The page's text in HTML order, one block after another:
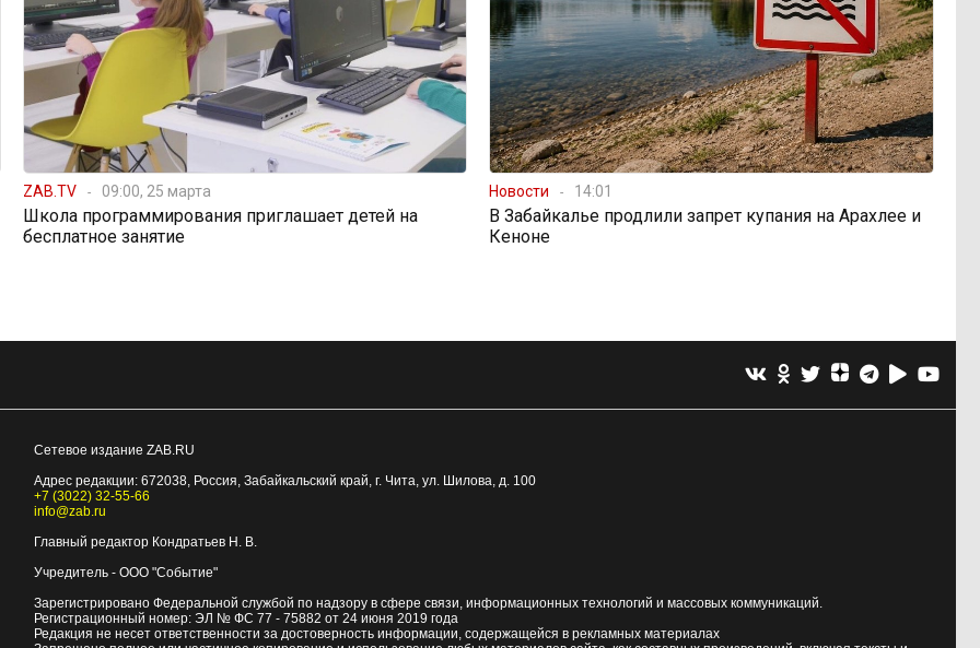
ZAB.TV 09:00, 25 марта
Школа программирования приглашает детей на
бесплатное занятие
Новости 14:01
В Забайкалье продлили запрет купания на Арахлее и
Кеноне
Сетевое издание ZAB.RU
Адрес редакции: 672038, Россия, Забайкальский край, г. Чита, ул. Шилова, д. 100
+7 (3022) 32-55-66
info@zab.ru
Главный редактор Кондратьев Н. В.
Учредитель - ООО "Событие"
Зарегистрировано Федеральной службой по надзору в сфере связи, информационных технологий и массовых коммуникаций.
Регистрационный номер: ЭЛ № ФС 77 - 75882 от 24 июня 2019 года
Редакция не несет ответственности за достоверность информации, содержащейся в рекламных материалах